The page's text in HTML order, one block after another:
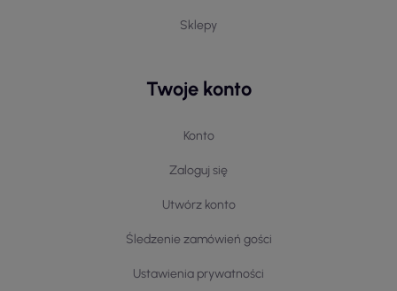
Sklepy
Twoje konto
Konto
Zaloguj się
Utwórz konto
Śledzenie zamówień gości
Ustawienia prywatności